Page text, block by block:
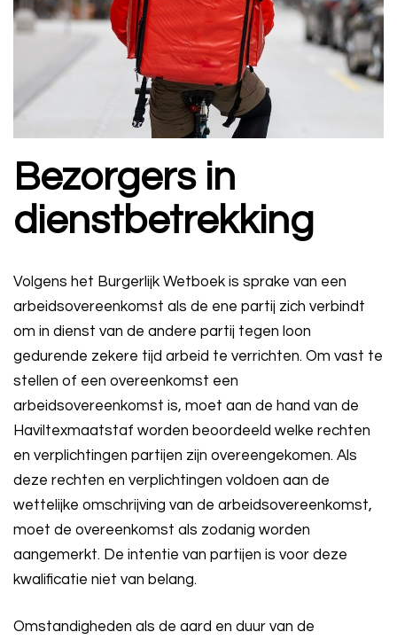
Bezorgers in
dienstbetrekking
Volgens het Burgerlijk Wetboek is sprake van een
arbeidsovereenkomst als de ene partij zich verbindt
om in dienst van de andere partij tegen loon
gedurende zekere tijd arbeid te verrichten. Om vast te
stellen of een overeenkomst een
arbeidsovereenkomst is, moet aan de hand van de
Haviltexmaatstaf worden beoordeeld welke rechten
en verplichtingen partijen zijn overeengekomen. Als
deze rechten en verplichtingen voldoen aan de
wettelijke omschrijving van de arbeidsovereenkomst,
moet de overeenkomst als zodanig worden
aangemerkt. De intentie van partijen is voor deze
kwalificatie niet van belang.
Omstandigheden als de aard en duur van de